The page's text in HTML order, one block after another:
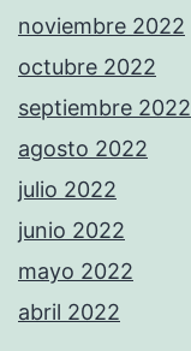
noviembre 2022
octubre 2022
septiembre 2022
agosto 2022
julio 2022
junio 2022
mayo 2022
abril 2022